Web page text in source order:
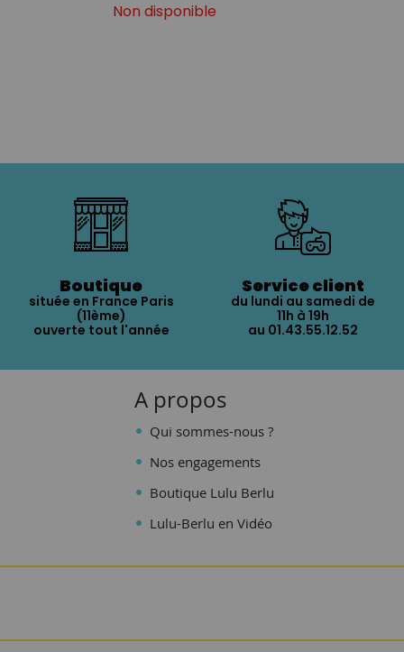
Non disponible
Boutique
située en France Paris
(11ème)
ouverte tout l'année
Service client
du lundi au samedi de
11h à 19h
au 01.43.55.12.52
A propos
Qui sommes-nous ?
Nos engagements
Boutique Lulu Berlu
Lulu-Berlu en Vidéo